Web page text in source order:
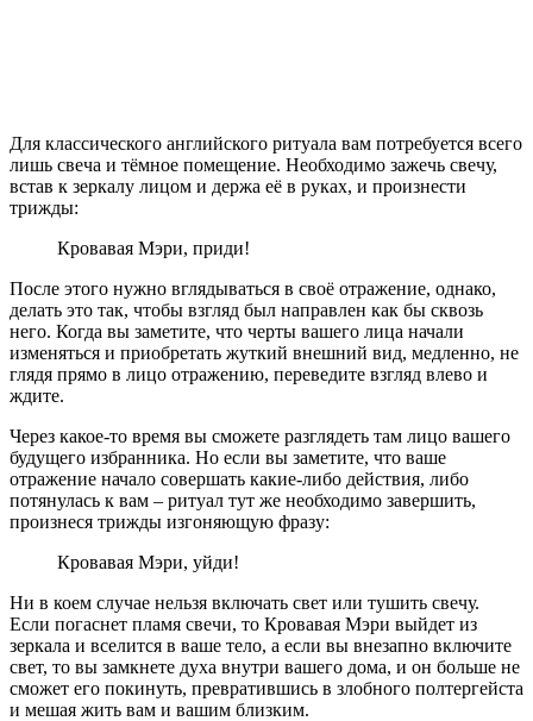
Для классического английского ритуала вам потребуется всего
лишь свеча и тёмное помещение. Необходимо зажечь свечу,
встав к зеркалу лицом и держа её в руках, и произнести
трижды:
Кровавая Мэри, приди!
После этого нужно вглядываться в своё отражение, однако,
делать это так, чтобы взгляд был направлен как бы сквозь
него. Когда вы заметите, что черты вашего лица начали
изменяться и приобретать жуткий внешний вид, медленно, не
глядя прямо в лицо отражению, переведите взгляд влево и
ждите.
Через какое-то время вы сможете разглядеть там лицо вашего
будущего избранника. Но если вы заметите, что ваше
отражение начало совершать какие-либо действия, либо
потянулась к вам – ритуал тут же необходимо завершить,
произнеся трижды изгоняющую фразу:
Кровавая Мэри, уйди!
Ни в коем случае нельзя включать свет или тушить свечу.
Если погаснет пламя свечи, то Кровавая Мэри выйдет из
зеркала и вселится в ваше тело, а если вы внезапно включите
свет, то вы замкнете духа внутри вашего дома, и он больше не
сможет его покинуть, превратившись в злобного полтергейста
и мешая жить вам и вашим близким.